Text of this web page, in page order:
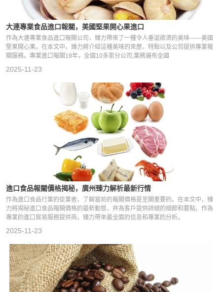
大連專業食品進口報關，美國堅果開心果進口
作為大連專業食品進口報關公司，臻力帶來了一種令人垂涎欲滴的美味——美國
堅果開心果。在本文中，臻力將介紹這種美味的來歷、特點以及公司提供專業報
關服務。專業進口報關19年，全國10多家分公司,業務遍布全國
2025-11-23
進口食品報關價格揭秘，廣州臻力解析最新行情
作為進口食品行業的從業者，了解當前的報關價格是至關重要的。在本文中，臻
力將揭秘進口食品報關價格的最新動態，并為客戶提供詳細的細節和要點。作為
專業的進口貿易服務提供商，臻力帶來最全面的信息和專業的分析。
2025-11-23